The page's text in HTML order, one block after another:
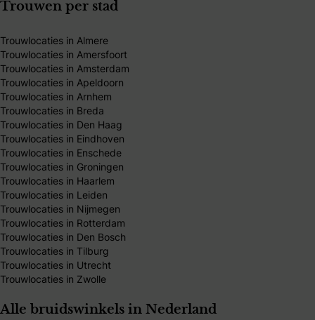
Trouwen per stad
Trouwlocaties in Almere
Trouwlocaties in Amersfoort
Trouwlocaties in Amsterdam
Trouwlocaties in Apeldoorn
Trouwlocaties in Arnhem
Trouwlocaties in Breda
Trouwlocaties in Den Haag
Trouwlocaties in Eindhoven
Trouwlocaties in Enschede
Trouwlocaties in Groningen
Trouwlocaties in Haarlem
Trouwlocaties in Leiden
Trouwlocaties in Nijmegen
Trouwlocaties in Rotterdam
Trouwlocaties in Den Bosch
Trouwlocaties in Tilburg
Trouwlocaties in Utrecht
Trouwlocaties in Zwolle
Alle bruidswinkels in Nederland